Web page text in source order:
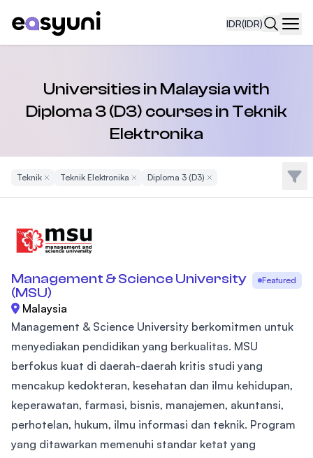
IDR(IDR)
Universities in Malaysia with
Diploma 3 (D3) courses in Teknik
Elektronika
TeknikRemove Filter
Teknik Elektronika Remove Filter
Diploma 3 (D3) Remove Filter Filter
Management & Science University
(MSU)
Featured
Malaysia
Management & Science University berkomitmen untuk
menyediakan pendidikan yang berkualitas. MSU
berfokus kuat di daerah-daerah kritis studi yang
mencakup kedokteran, kesehatan dan ilmu kehidupan,
keperawatan, farmasi, bisnis, manajemen, akuntansi,
perhotelan, hukum, ilmu informasi dan teknik. Program
yang ditawarkan memenuhi standar ketat yang